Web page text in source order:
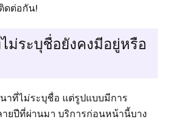
ดต่อกัน!
ม่ระบุชื่อยังคงมีอยู่หรือ
าที่ไม่ระบุชื่อ แต่รูปแบบมีการ
ยปีที่ผ่านมา บริการก่อนหน้านี้บาง